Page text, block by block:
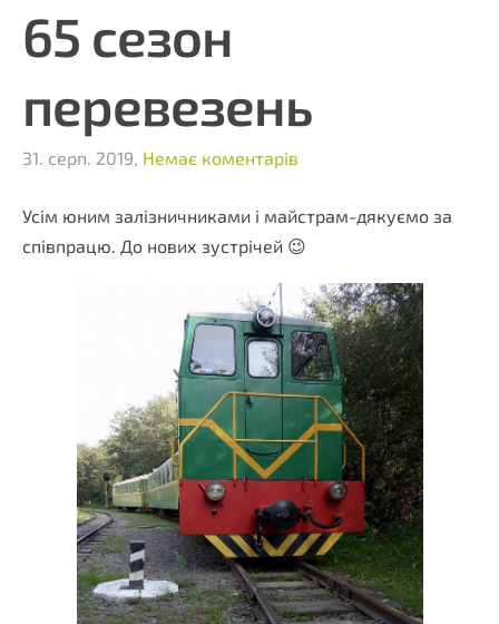
65 сезон
перевезень
31. серп. 2019, Немає коментарів
Усім юним залізничниками і майстрам-дякуємо за
співпрацю. До нових зустрічей 😉